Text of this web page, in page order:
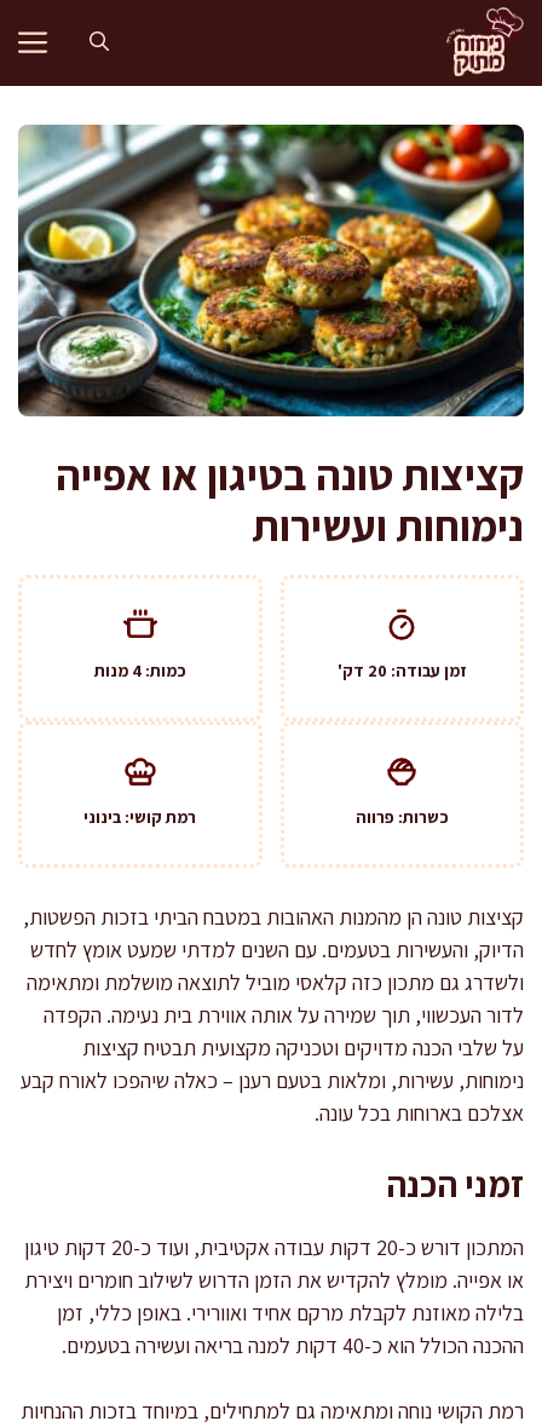
לדלג
לתוכן
קציצות טונה בטיגון או אפייה
נימוחות ועשירות
זמן עבודה: 20 דק' כמות: 4 מנות
כשרות: פרווה רמת קושי: בינוני
קציצות טונה הן מהמנות האהובות במטבח הביתי בזכות הפשטות,
הדיוק, והעשירות בטעמים. עם השנים למדתי שמעט אומץ לחדש
ולשדרג גם מתכון כזה קלאסי מוביל לתוצאה מושלמת ומתאימה
לדור העכשווי, תוך שמירה על אותה אווירת בית נעימה. הקפדה
על שלבי הכנה מדויקים וטכניקה מקצועית תבטיח קציצות
נימוחות, עשירות, ומלאות בטעם רענן – כאלה שיהפכו לאורח קבע
אצלכם בארוחות בכל עונה.
זמני הכנה
המתכון דורש כ-20 דקות עבודה אקטיבית, ועוד כ-20 דקות טיגון
או אפייה. מומלץ להקדיש את הזמן הדרוש לשילוב חומרים ויצירת
בלילה מאוזנת לקבלת מרקם אחיד ואוורירי. באופן כללי, זמן
ההכנה הכולל הוא כ-40 דקות למנה בריאה ועשירה בטעמים.
רמת הקושי נוחה ומתאימה גם למתחילים, במיוחד בזכות ההנחיות